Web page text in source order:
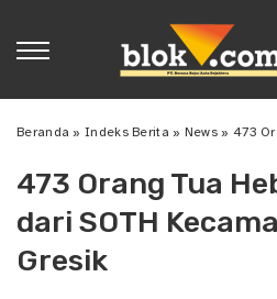
Beranda »Indeks Berita » News » 473 Orang
473 Orang Tua
dari SOTH
Gresik